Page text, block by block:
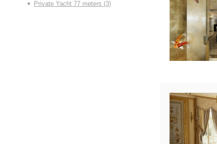
Private Yacht 77 meters (3)